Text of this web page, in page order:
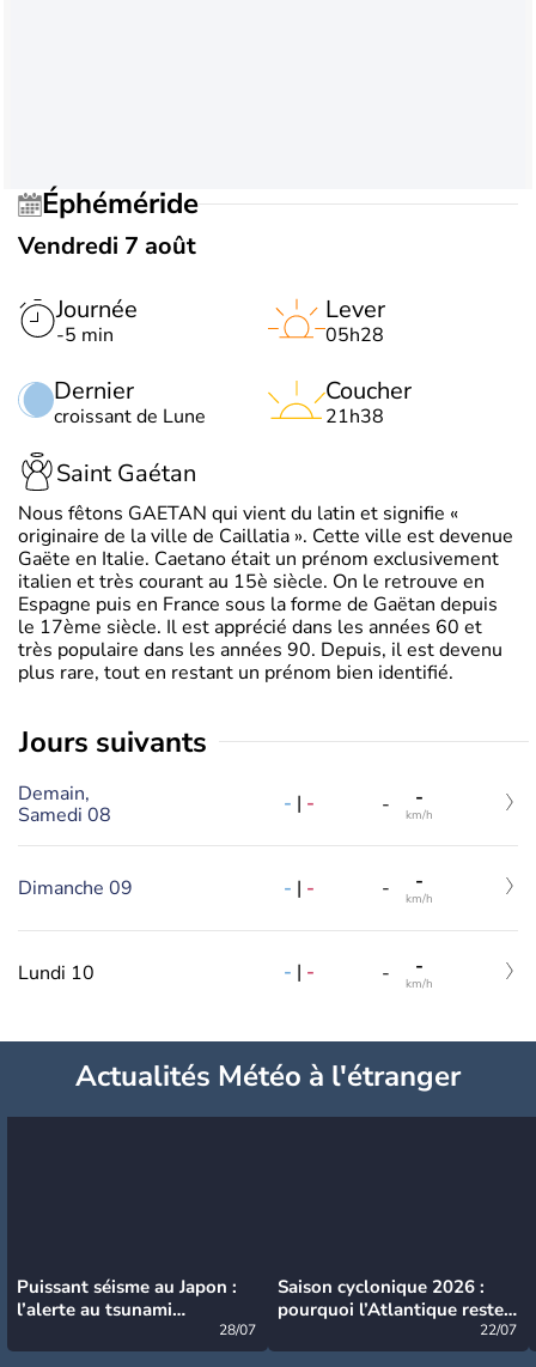
Éphéméride
Vendredi 7 août
Journée
-5 min
Dernier
croissant de Lune
Lever
05h28
Coucher
21h38
Saint Gaétan
Nous fêtons GAETAN qui vient du latin et signifie «
originaire de la ville de Caillatia ». Cette ville est devenue
Gaëte en Italie. Caetano était un prénom exclusivement
italien et très courant au 15è siècle. On le retrouve en
Espagne puis en France sous la forme de Gaëtan depuis
le 17ème siècle. Il est apprécié dans les années 60 et
très populaire dans les années 90. Depuis, il est devenu
plus rare, tout en restant un prénom bien identifié.
jours suivants
Demain,
Samedi 08
- | - - -
km/h
Dimanche 09 - | - - -
km/h
Lundi 10 - | - - -
km/h
Actualités Météo à l'étranger
Puissant séisme au Japon :
l’alerte au tsunami
28/07
Saison cyclonique 2026 :
pourquoi l’Atlantique reste
22/07